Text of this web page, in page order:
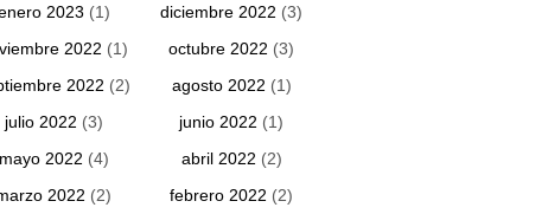
2023 (1) diciembre 2022 (3)
2022 (1) octubre 2022 (3)
2022 (2) agosto 2022 (1)
julio 2022 (3) junio 2022 (1)
mayo 2022 (4) abril 2022 (2)
2022 (2) febrero 2022 (2)